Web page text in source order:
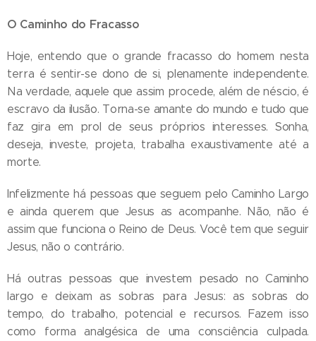
O Caminho do Fracasso
Hoje, entendo que o grande fracasso do homem nesta
terra é sentir-se dono de si, plenamente independente.
Na verdade, aquele que assim procede, além de néscio, é
escravo da ilusão. Torna-se amante do mundo e tudo que
faz gira em prol de seus próprios interesses. Sonha,
deseja, investe, projeta, trabalha exaustivamente até a
morte.
Infelizmente há pessoas que seguem pelo Caminho Largo
e ainda querem que Jesus as acompanhe. Não, não é
assim que funciona o Reino de Deus. Você tem que seguir
Jesus, não o contrário.
Há outras pessoas que investem pesado no Caminho
largo e deixam as sobras para Jesus: as sobras do
tempo, do trabalho, potencial e recursos. Fazem isso
como forma analgésica de uma consciência culpada.